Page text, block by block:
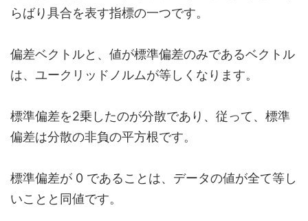
らばり具合を表す指標の一つです。
偏差ベクトルと、値が標準偏差のみであるベクトル
は、ユークリッドノルムが等しくなります。
標準偏差を2乗したのが分散であり、従って、標準
偏差は分散の非負の平方根です。
標準偏差が 0 であることは、データの値が全て等し
いことと同値です。